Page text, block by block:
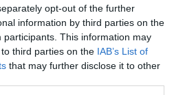
opt-out of the further
information by third parties on the
participants. This information may
third parties on the IAB’s List of
that may further disclose it to other
– Παναθηναϊκός
Πανελλήνιου
πόλο